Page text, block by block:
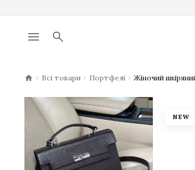
menu search
chevron_right Всі товари chevron_right Портфелі chevron_rightЖіночий
NEW